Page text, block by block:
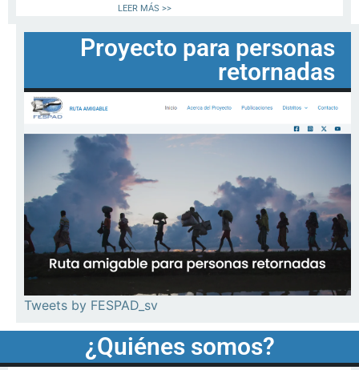
LEER MÁS >>
Proyecto para personas
retornadas
Tweets by FESPAD_sv
¿Quiénes somos?